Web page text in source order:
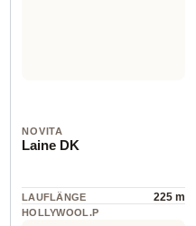
NOVITA
Laine DK
LAUFLÄNGE 225 m
HOLLYWOOL.P